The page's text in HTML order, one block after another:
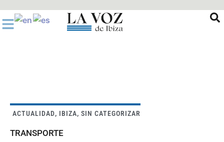
al
contenido
ACTUALIDAD, IBIZA, SIN CATEGORIZAR
TRANSPORTE